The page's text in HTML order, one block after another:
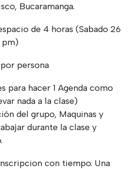
Bucaramanga.
de 4 horas (Sabado 26
pm)
persona
para hacer 1 Agenda como
nada a la clase)
del grupo, Maquinas y
durante la clase y
con tiempo. Una